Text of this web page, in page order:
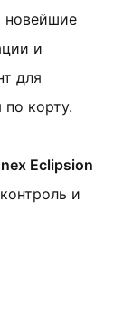
новейшие
и
для
корту.
Eclipsion
и